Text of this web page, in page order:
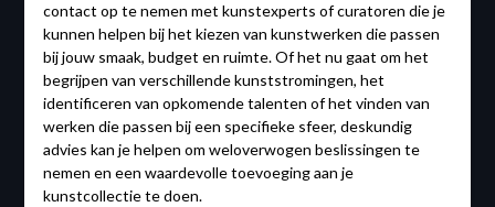
contact op te nemen met kunstexperts of curatoren die je
kunnen helpen bij het kiezen van kunstwerken die passen
bij jouw smaak, budget en ruimte. Of het nu gaat om het
begrijpen van verschillende kunststromingen, het
identificeren van opkomende talenten of het vinden van
werken die passen bij een specifieke sfeer, deskundig
advies kan je helpen om weloverwogen beslissingen te
nemen en een waardevolle toevoeging aan je
kunstcollectie te doen.